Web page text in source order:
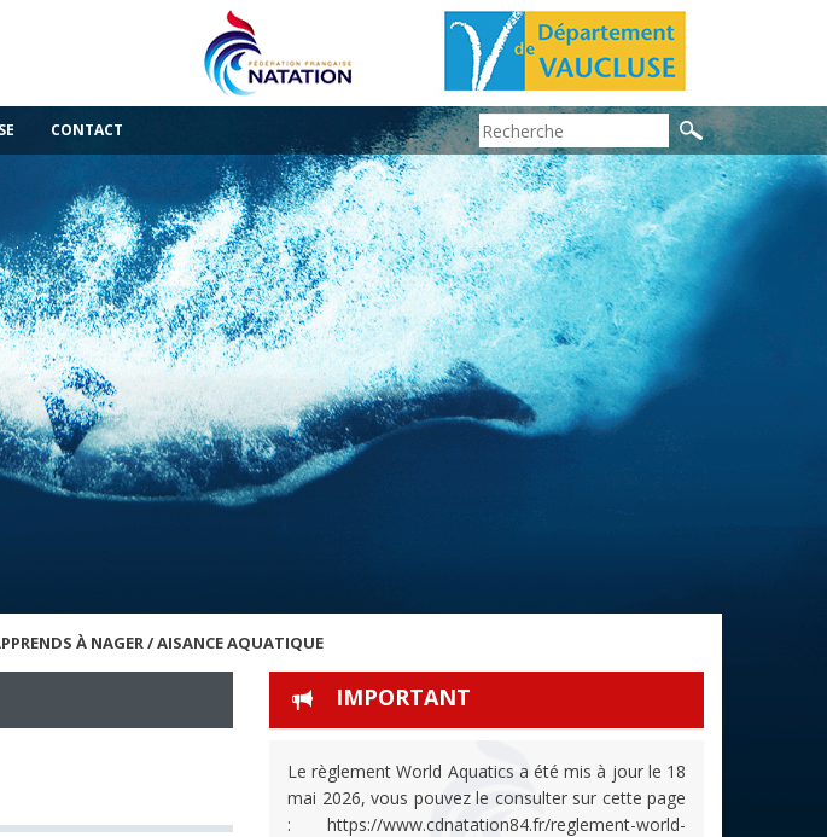
CONTACT Search:
À NAGER / AISANCE AQUATIQUE
IMPORTANT
Le règlement World Aquatics a été mis à jour le 18
mai 2026, vous pouvez le consulter sur cette page
: https://www.cdnatation84.fr/reglement-world-